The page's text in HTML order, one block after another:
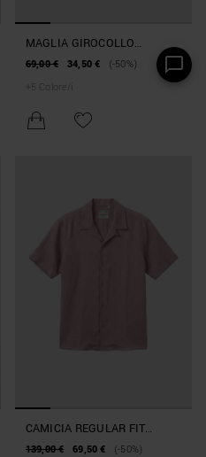
MAGLIA GIROCOLLO
REGULAR FIT MANICA
CORTA IN MORBIDO MISTO
69,00 € 34,50 €
(-50%)
+ 5 Colore/i
CAMICIA REGULAR FIT
"PANAMA" IN MISTO LINO
139,00 € 69,50 €
(-50%)